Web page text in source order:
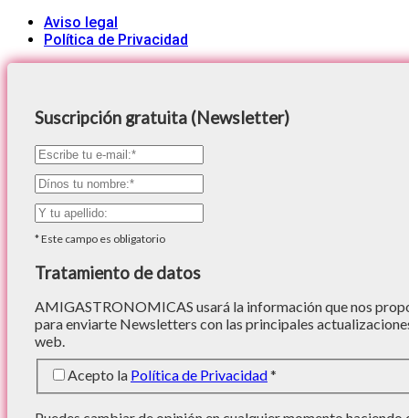
Aviso legal
Política de Privacidad
Suscripción gratuita (Newsletter)
*Este campo es obligatorio
Tratamiento de datos
AMIGASTRONOMICAS usará la información que nos
para enviarte Newsletters con las principales
web.
Acepto la Política de Privacidad*